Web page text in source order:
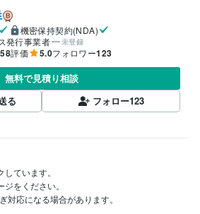
機密保持契約(NDA)
発行事業者
未登録
評価 5.0フォロワー123
無料で見積り相談
る
フォロー123
ています。
をください。
対応になる場合があります。